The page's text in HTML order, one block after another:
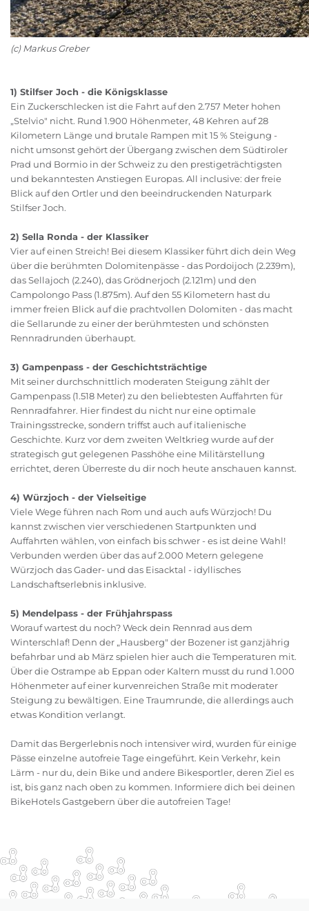
(c) Markus Greber
1) Stilfser Joch - die Königsklasse
Ein Zuckerschlecken ist die Fahrt auf den 2.757 Meter hohen
„Stelvio" nicht. Rund 1.900 Höhenmeter, 48 Kehren auf 28
Kilometern Länge und brutale Rampen mit 15 % Steigung -
nicht umsonst gehört der Übergang zwischen dem Südtiroler
Prad und Bormio in der Schweiz zu den prestigeträchtigsten
und bekanntesten Anstiegen Europas. All inclusive: der freie
Blick auf den Ortler und den beeindruckenden Naturpark
Stilfser Joch.
2) Sella Ronda - der Klassiker
Vier auf einen Streich! Bei diesem Klassiker führt dich dein Weg
über die berühmten Dolomitenpässe - das Pordoijoch (2.239m),
das Sellajoch (2.240), das Grödnerjoch (2.121m) und den
Campolongo Pass (1.875m). Auf den 55 Kilometern hast du
immer freien Blick auf die prachtvollen Dolomiten - das macht
die Sellarunde zu einer der berühmtesten und schönsten
Rennradrunden überhaupt.
3) Gampenpass - der Geschichtsträchtige
Mit seiner durchschnittlich moderaten Steigung zählt der
Gampenpass (1.518 Meter) zu den beliebtesten Auffahrten für
Rennradfahrer. Hier findest du nicht nur eine optimale
Trainingsstrecke, sondern triffst auch auf italienische
Geschichte. Kurz vor dem zweiten Weltkrieg wurde auf der
strategisch gut gelegenen Passhöhe eine Militärstellung
errichtet, deren Überreste du dir noch heute anschauen kannst.
4) Würzjoch - der Vielseitige
Viele Wege führen nach Rom und auch aufs Würzjoch! Du
kannst zwischen vier verschiedenen Startpunkten und
Auffahrten wählen, von einfach bis schwer - es ist deine Wahl!
Verbunden werden über das auf 2.000 Metern gelegene
Würzjoch das Gader- und das Eisacktal - idyllisches
Landschaftserlebnis inklusive.
5) Mendelpass - der Frühjahrspass
Worauf wartest du noch? Weck dein Rennrad aus dem
Winterschlaf! Denn der „Hausberg" der Bozener ist ganzjährig
befahrbar und ab März spielen hier auch die Temperaturen mit.
Über die Ostrampe ab Eppan oder Kaltern musst du rund 1.000
Höhenmeter auf einer kurvenreichen Straße mit moderater
Steigung zu bewältigen. Eine Traumrunde, die allerdings auch
etwas Kondition verlangt.
Damit das Bergerlebnis noch intensiver wird, wurden für einige
Pässe einzelne autofreie Tage eingeführt. Kein Verkehr, kein
Lärm - nur du, dein Bike und andere Bikesportler, deren Ziel es
ist, bis ganz nach oben zu kommen. Informiere dich bei deinen
BikeHotels Gastgebern über die autofreien Tage!